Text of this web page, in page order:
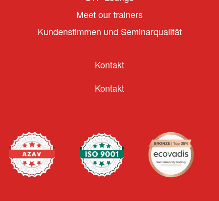
Meet our trainers
Kundenstimmen und Seminarqualität
Kontakt
Kontakt